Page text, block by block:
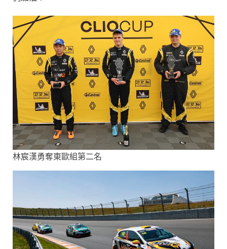
林宸漢勇奪東歐組第二名